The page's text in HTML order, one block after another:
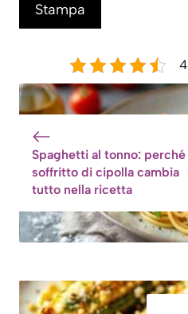
Stampa
Spaghetti al tonno: perché
soffritto di cipolla cambia
tutto nella ricetta